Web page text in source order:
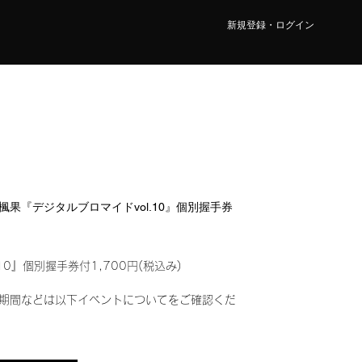
新規登録・ログイン
果『デジタルブロマイドvol.10』個別握手券
』個別握手券付1,700円(税込み)
間などは以下イベントについてをご確認くだ